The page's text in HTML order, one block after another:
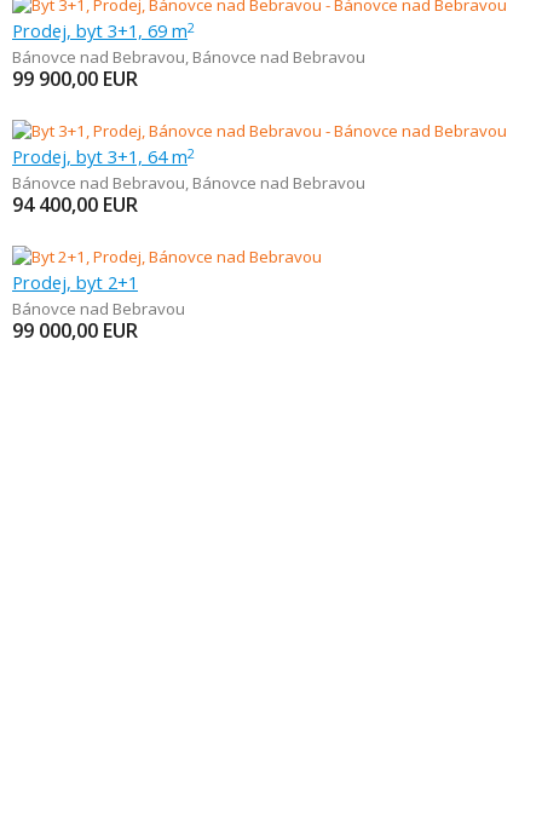
Prodej, byt 3+1, 69 m2
Bánovce nad Bebravou, Bánovce nad Bebravou
99 900,00 EUR
Prodej, byt 3+1, 64 m2
Bánovce nad Bebravou, Bánovce nad Bebravou
94 400,00 EUR
Prodej, byt 2+1
Bánovce nad Bebravou
99 000,00 EUR